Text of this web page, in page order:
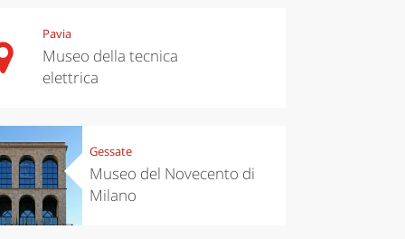
Pavia
Museo della tecnica
elettrica
Gessate
Museo del Novecento di
Milano